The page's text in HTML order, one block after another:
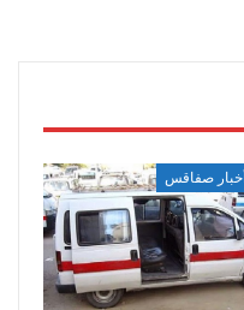
أخبار صفاقس